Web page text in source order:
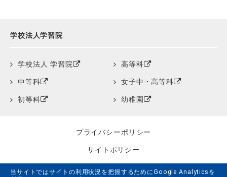
当サイトではサイトの利用状況を把握するためにGoogle Analyticsを
学校法人学習院
学校法人 学習院 高等科
中等科 女子中・高等科
初等科 幼稚園
プライバシーポリシー
サイトポリシー
クッキーポリシー